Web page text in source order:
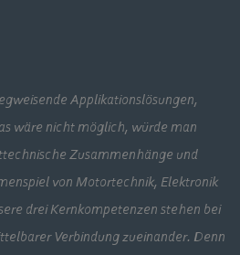
Applikationslösungen,
wäre nicht möglich, würde man
Zusammenhänge und
von Motortechnik, Elektronik
drei Kernkompetenzen stehen bei
Verbindung zueinander. Denn